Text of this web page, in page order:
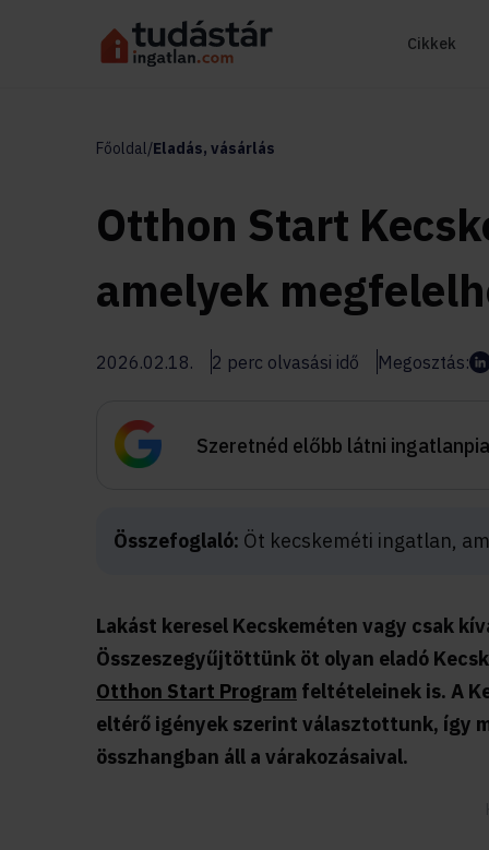
Cikkek
Főoldal/Eladás, vásárlás
Otthon Start
amelyek
2026.02.18. 2 perc olvasási idő Megosztás:
Szeretnéd előbb látni
Összefoglaló: Öt kecskeméti ingatlan,
Lakást keresel Kecskeméten vagy csak
Összeszegyűjtöttünk öt olyan eladó
Otthon Start Program feltételeinek is. A
eltérő igények szerint választottunk, így
összhangban áll a várakozásaival.